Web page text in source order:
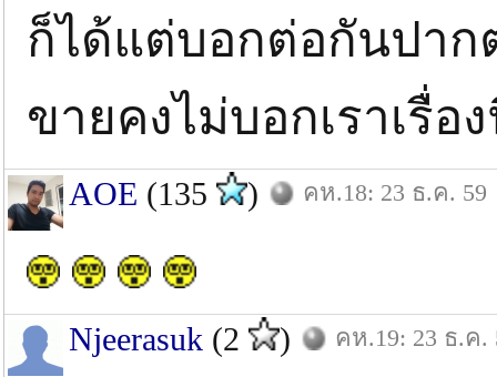
ก็ได้แต่บอกต่อกันปา
ขายคงไม่บอกเราเรื่อ
AOE (135 ) คห.18: 23 ธ.ค. 59
Njeerasuk (2 ) คห.19: 23 ธ.ค.